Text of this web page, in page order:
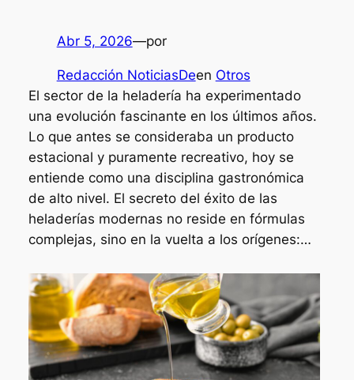
Abr 5, 2026—por
Redacción NoticiasDeen Otros
El sector de la heladería ha experimentado
una evolución fascinante en los últimos años.
Lo que antes se consideraba un producto
estacional y puramente recreativo, hoy se
entiende como una disciplina gastronómica
de alto nivel. El secreto del éxito de las
heladerías modernas no reside en fórmulas
complejas, sino en la vuelta a los orígenes:…